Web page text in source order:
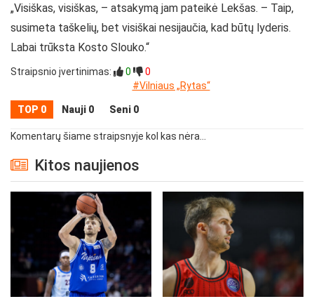
„Visiškas, visiškas, – atsakymą jam pateikė Lekšas. – Taip,
susimeta taškelių, bet visiškai nesijaučia, kad būtų lyderis.
Labai trūksta Kosto Slouko.“
Straipsnio įvertinimas: 0
0
#Vilniaus „Rytas“
TOP 0 Nauji 0 Seni 0
Komentarų šiame straipsnyje kol kas nėra...
Kitos naujienos